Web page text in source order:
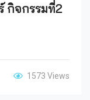
กิจกรรมที่2
1573 Views